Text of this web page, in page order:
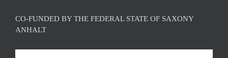
CO-FUNDED BY THE FEDERAL STATE OF SAXONY
ANHALT